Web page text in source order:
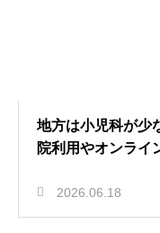
地方は小児科が少
院利用やオンライ
2026.06.18